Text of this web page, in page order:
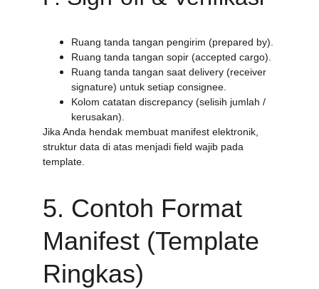
Ruang tanda tangan pengirim (prepared by).
Ruang tanda tangan sopir (accepted cargo).
Ruang tanda tangan saat delivery (receiver
signature) untuk setiap consignee.
Kolom catatan discrepancy (selisih jumlah /
kerusakan).
Jika Anda hendak membuat manifest elektronik,
struktur data di atas menjadi field wajib pada
template.
5. Contoh Format
Manifest (Template
Ringkas)